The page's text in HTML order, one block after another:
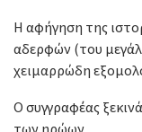
Η αφήγηση της
αδερφών (του
χειμαρρώδη
Ο συγγραφέας